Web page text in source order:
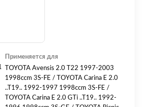
Применяется для
TOYOTA Avensis 2.0 T22 1997-2003
1998ccm 3S-FE / TOYOTA Carina E 2.0
..T19.. 1992-1997 1998ccm 3S-FE /
TOYOTA Carina E 2.0 GTi ..T19.. 1992-